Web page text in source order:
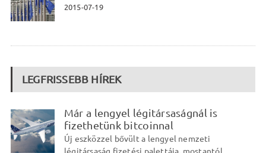
2015-07-19
LEGFRISSEBB HÍREK
Már a lengyel légitársaságnál is
fizethetünk bitcoinnal
Új eszközzel bővült a lengyel nemzeti